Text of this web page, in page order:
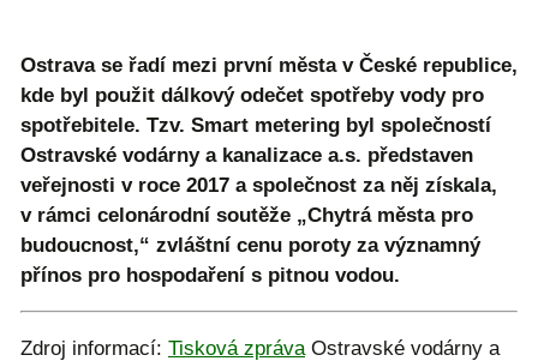
Ostrava se řadí mezi první města v České republice,
kde byl použit dálkový odečet spotřeby vody pro
spotřebitele. Tzv. Smart metering byl společností
Ostravské vodárny a kanalizace a.s. představen
veřejnosti v roce 2017 a společnost za něj získala,
v rámci celonárodní soutěže „Chytrá města pro
budoucnost,“ zvláštní cenu poroty za významný
přínos pro hospodaření s pitnou vodou.
Zdroj informací: Tisková zprávaOstravské vodárny a